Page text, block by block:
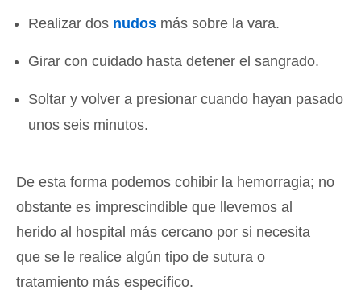
Realizar dos nudos más sobre la vara.
Girar con cuidado hasta detener el sangrado.
Soltar y volver a presionar cuando hayan pasado
unos seis minutos.
De esta forma podemos cohibir la hemorragia; no
obstante es imprescindible que llevemos al
herido al hospital más cercano por si necesita
que se le realice algún tipo de sutura o
tratamiento más específico.